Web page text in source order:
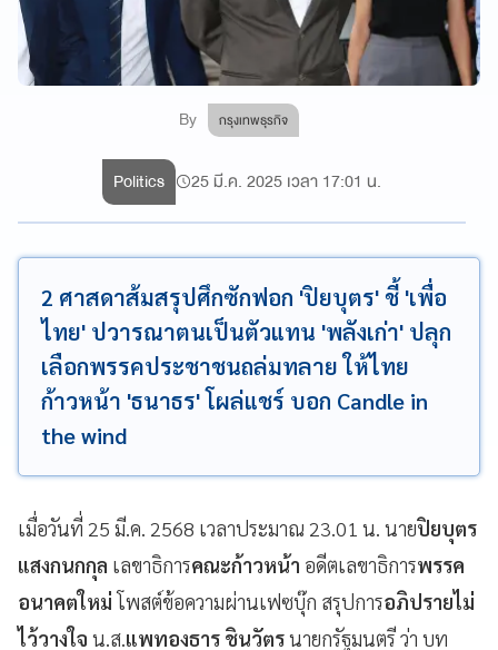
By กรุงเทพธุรกิจ
Politics 25 มี.ค. 2025 เวลา 17:01 น.
2 ศาสดาส้มสรุปศึกซักฟอก 'ปิยบุตร' ชี้ 'เพื่อ
ไทย' ปวารณาตนเป็นตัวแทน 'พลังเก่า' ปลุก
เลือกพรรคประชาชนถล่มทลาย ให้ไทย
ก้าวหน้า 'ธนาธร' โผล่แชร์ บอก Candle in
the wind
เมื่อวันที่ 25 มี.ค. 2568 เวลาประมาณ 23.01 น. นายปิยบุตร
แสงกนกกุล เลขาธิการคณะก้าวหน้า อดีตเลขาธิการพรรค
อนาคตใหม่โพสต์ข้อความผ่านเฟซบุ๊ก สรุปการอภิปรายไม่
ไว้วางใจ น.ส.แพทองธาร ชินวัตรนายกรัฐมนตรี ว่า บท